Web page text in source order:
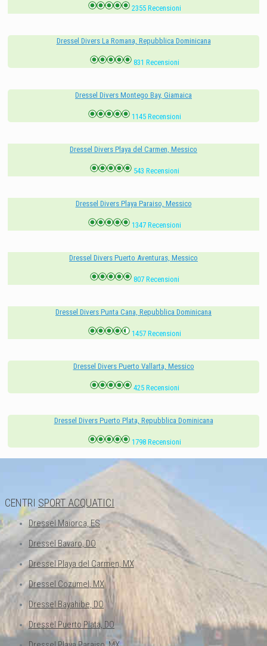
2355 Recensioni
Dressel Divers La Romana, Repubblica Dominicana
831 Recensioni
Dressel Divers Montego Bay, Giamaica
1145 Recensioni
Dressel Divers Playa del Carmen, Messico
543 Recensioni
Dressel Divers Playa Paraiso, Messico
1347 Recensioni
Dressel Divers Puerto Aventuras, Messico
807 Recensioni
Dressel Divers Punta Cana, Repubblica Dominicana
1457 Recensioni
Dressel Divers Puerto Vallarta, Messico
425 Recensioni
Dressel Divers Puerto Plata, Repubblica Dominicana
1798 Recensioni
CENTRI SPORT ACQUATICI
Dressel Maiorca, ES
Dressel Bavaro, DO
Dressel Playa del Carmen, MX
Dressel Cozumel, MX
Dressel Bayahibe, DO
Dressel Puerto Plata, DO